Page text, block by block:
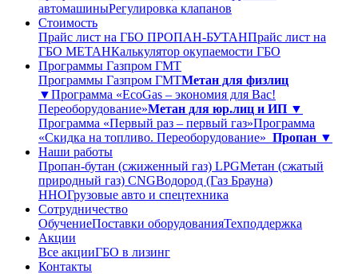
автомашиныРегулировка клапанов
Стоимость
Прайс лист на ГБО ПРОПАН-БУТАНПрайс лист на
ГБО МЕТАНКалькулятор окупаемости ГБО
Программы Газпром ГМТ
Программы Газпром ГМТМетан для физлиц
▼Программа «EcoGas – экономия для Вас!
Переоборудование»Метан для юр.лиц и ИП ▼
Программа «Первый раз – первый газ»Программа
«Скидка на топливо. Переоборудование» Пропан ▼
Наши работы
Пропан-бутан (сжиженный газ) LPGМетан (сжатый
природный газ) CNGВодород (Газ Брауна)
ННОГрузовые авто и спецтехника
Сотрудничество
ОбучениеПоставки оборудованияТехподдержка
Акции
Все акцииГБО в лизинг
Контакты